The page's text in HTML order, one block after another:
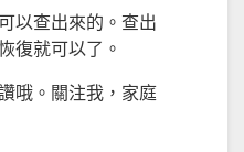
以查出來的。查出
復就可以了。
哦。關注我，家庭